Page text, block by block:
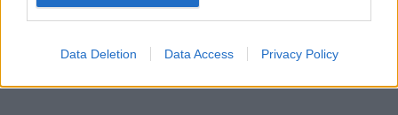
Data Deletion Data Access Privacy Policy